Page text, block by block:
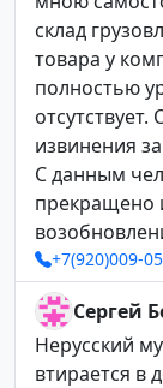
склад
товара у
полностью
извинения
С данным
прекращено
+7(920)009-
Сергей
Нерусский
втирается в